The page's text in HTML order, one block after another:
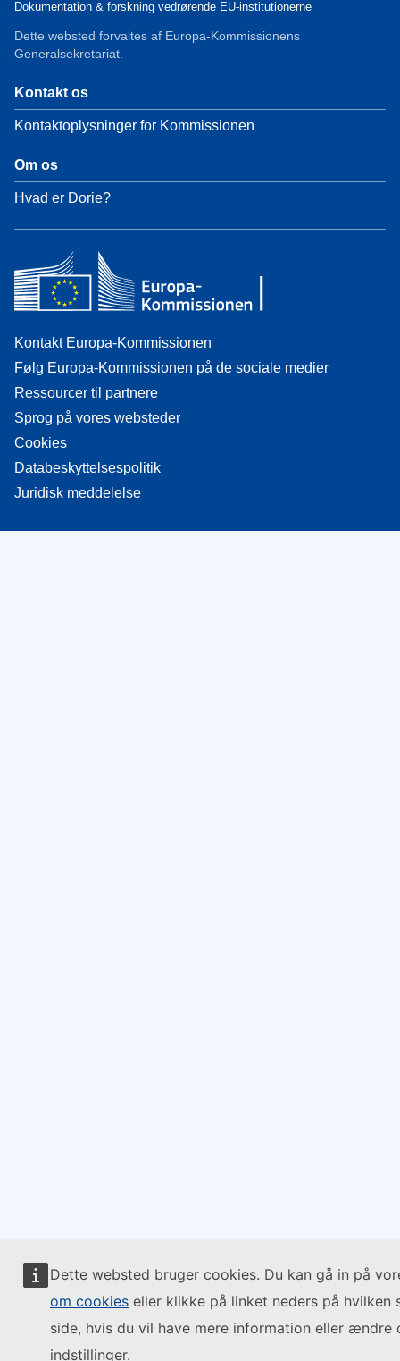
Dette websted bruger cookies. Du kan gå in på
om cookies eller klikke på linket neders på hvilken
side, hvis du vil have mere information eller ændre
indstillinger.
Dokumentation & forskning vedrørende EU-institutionerne
Dette websted forvaltes af Europa-Kommissionens
Generalsekretariat.
Kontakt os
Kontaktoplysninger for Kommissionen
Om os
Hvad er Dorie?
Kontakt Europa-Kommissionen
Følg Europa-Kommissionen på de sociale medier
Ressourcer til partnere
Sprog på vores websteder
Cookies
Databeskyttelsespolitik
Juridisk meddelelse